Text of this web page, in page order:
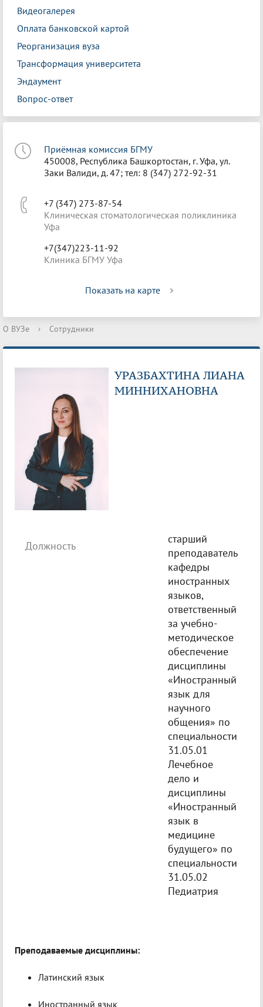
Видеогалерея
Оплата банковской картой
Реорганизация вуза
Трансформация университета
Эндаумент
Вопрос-ответ
Приёмная комиссия БГМУ
450008, Республика Башкортостан, г. Уфа, ул.
Заки Валиди, д. 47; тел: 8 (347) 272-92-31
+7 (347) 273-87-54
Клиническая стоматологическая поликлиника
Уфа
+7(347)223-11-92
Клиника БГМУ Уфа
Показать на карте
О ВУЗе › Сотрудники
УРАЗБАХТИНА ЛИАНА
МИННИХАНОВНА
Должность
старший
преподаватель
кафедры
иностранных
языков,
ответственный
за учебно-
методическое
обеспечение
дисциплины
«Иностранный
язык для
научного
общения» по
специальности
31.05.01
Лечебное
дело и
дисциплины
«Иностранный
язык в
медицине
будущего» по
специальности
31.05.02
Педиатрия
Преподаваемые дисциплины:
Латинский язык
Иностранный язык